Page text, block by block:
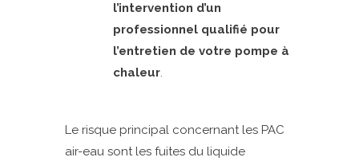
l’intervention d’un
professionnel qualifié pour
l’entretien de votre pompe à
chaleur.
Le risque principal concernant les PAC
air-eau sont les fuites du liquide